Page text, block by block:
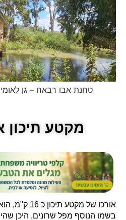
טחנת אבו רבאח – גן לאומי
מקטע תיכון
אורכו של
בשמו הנוסף מפל שרונים, היכן